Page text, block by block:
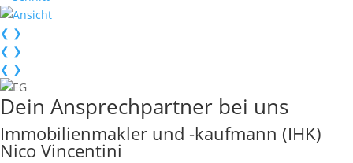
❮ ❯
❮ ❯
❮ ❯
Dein Ansprechpartner bei uns
Immobilienmakler und -kaufmann (IHK)
Nico Vincentini